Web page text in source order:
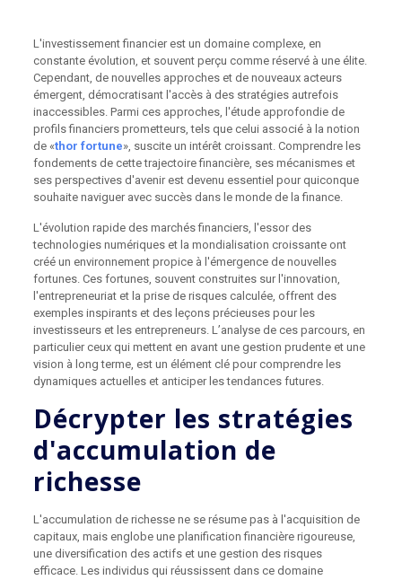
L'investissement financier est un domaine complexe, en
constante évolution, et souvent perçu comme réservé à une élite.
Cependant, de nouvelles approches et de nouveaux acteurs
émergent, démocratisant l'accès à des stratégies autrefois
inaccessibles. Parmi ces approches, l'étude approfondie de
profils financiers prometteurs, tels que celui associé à la notion
de «thor fortune», suscite un intérêt croissant. Comprendre les
fondements de cette trajectoire financière, ses mécanismes et
ses perspectives d'avenir est devenu essentiel pour quiconque
souhaite naviguer avec succès dans le monde de la finance.
L'évolution rapide des marchés financiers, l'essor des
technologies numériques et la mondialisation croissante ont
créé un environnement propice à l'émergence de nouvelles
fortunes. Ces fortunes, souvent construites sur l'innovation,
l'entrepreneuriat et la prise de risques calculée, offrent des
exemples inspirants et des leçons précieuses pour les
investisseurs et les entrepreneurs. L’analyse de ces parcours, en
particulier ceux qui mettent en avant une gestion prudente et une
vision à long terme, est un élément clé pour comprendre les
dynamiques actuelles et anticiper les tendances futures.
Décrypter les stratégies
d'accumulation de
richesse
L'accumulation de richesse ne se résume pas à l'acquisition de
capitaux, mais englobe une planification financière rigoureuse,
une diversification des actifs et une gestion des risques
efficace. Les individus qui réussissent dans ce domaine